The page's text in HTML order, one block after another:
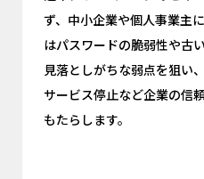
ず、中小企業や個人事業主
はパスワードの脆弱性や古
見落としがちな弱点を狙い
サービス停止など企業の信
もたらします。